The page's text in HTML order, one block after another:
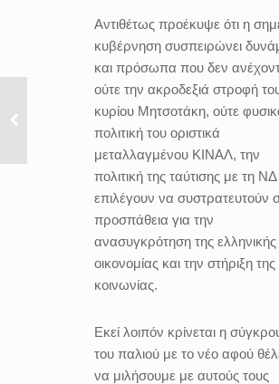
Αντιθέτως προέκυψε ότι η
κυβέρνηση συσπειρώνει
και πρόσωπα που δεν
ούτε την ακροδεξιά στροφή
κυρίου Μητσοτάκη, ούτε
πολιτική του οριστικά
μεταλλαγμένου ΚΙΝΑΛ, την
πολιτική της ταύτισης με τη ΝΔ
επιλέγουν να συστρατευτούν
προσπάθεια για την
ανασυγκρότηση της ελληνικής
οικονομίας και την στήριξη της
κοινωνίας.
Εκεί λοιπόν κρίνεται η
του παλιού με το νέο αφού
να μιλήσουμε με αυτούς τους